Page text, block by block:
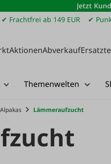
Jetzt
✔ Frachtfrei ab 149 EUR
✔
AktionenAbverkauf
Themenwelten
Lämmeraufzucht